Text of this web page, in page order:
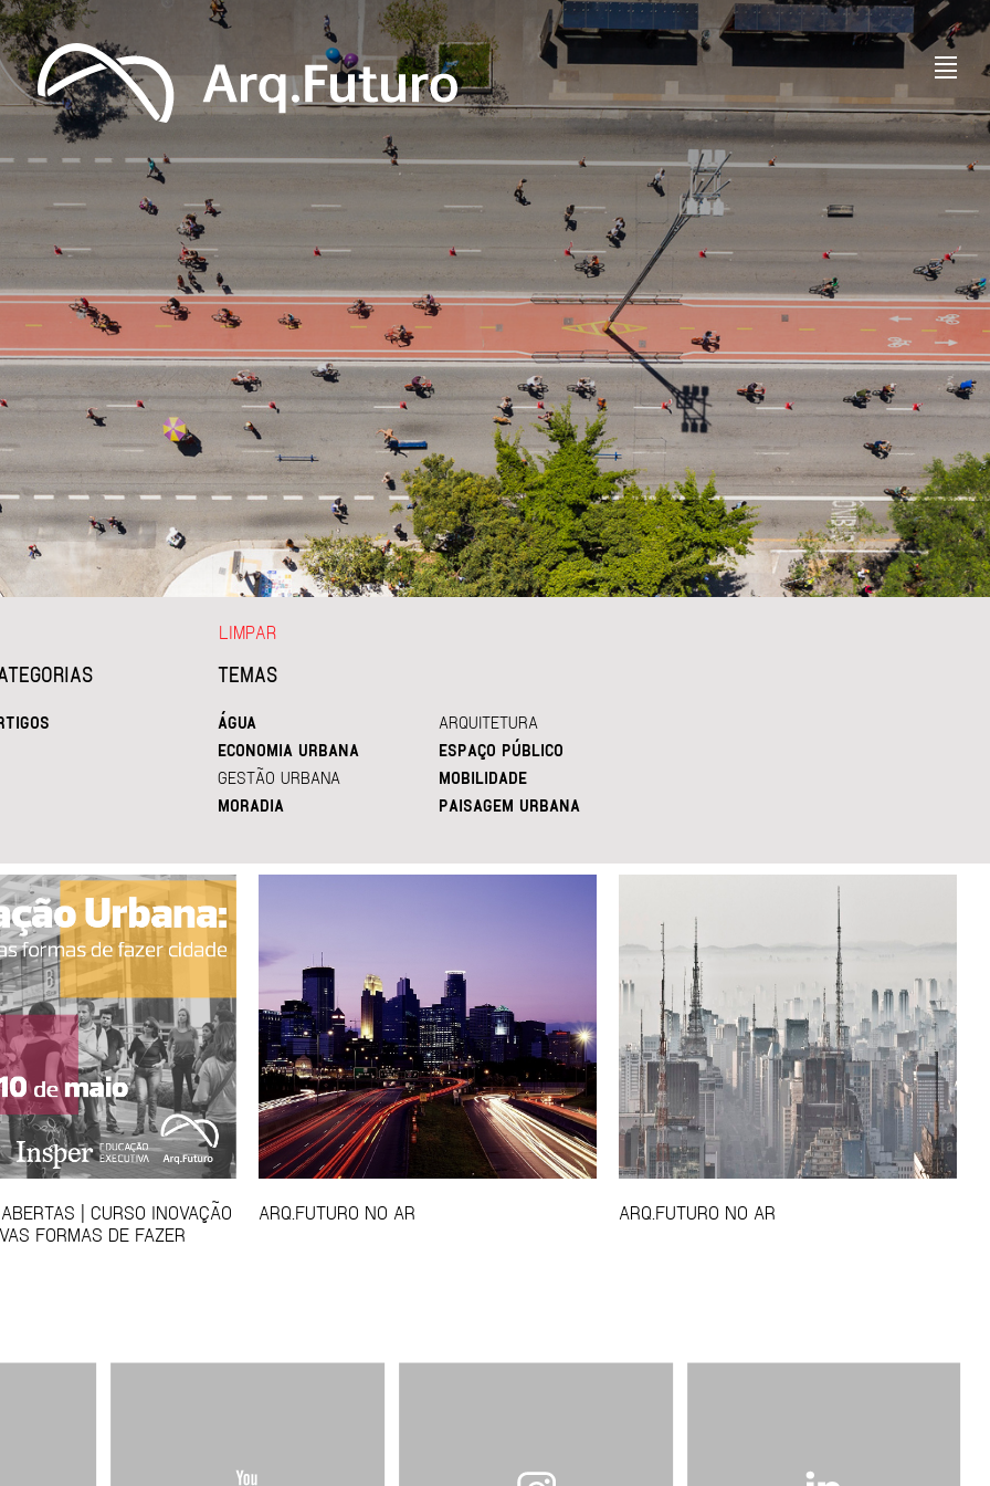
TEMAS
ÁGUA
ARQUITETURA
ECONOMIA URBANA
ESPAÇO PÚBLICO
GESTÃO URBANA
MOBILIDADE
MORADIA
PAISAGEM URBANA
LIMPAR
| CURSO INOVAÇÃO
FORMAS DE FAZER
ARQ.FUTURO NO AR ARQ.FUTURO NO AR